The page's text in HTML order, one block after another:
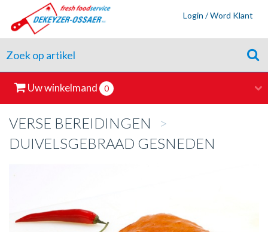
Login / Word Klant
Uw winkelmand 0
VERSE BEREIDINGEN
>
DUIVELSGEBRAAD GESNEDEN